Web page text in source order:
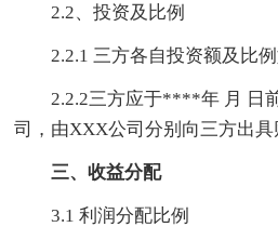
2.2、投资及比例
2.2.1 三方各自投资额及比例
2.2.2三方应于****年 月 日前
司，由XXX公司分别向三方出具
三、收益分配
3.1 利润分配比例